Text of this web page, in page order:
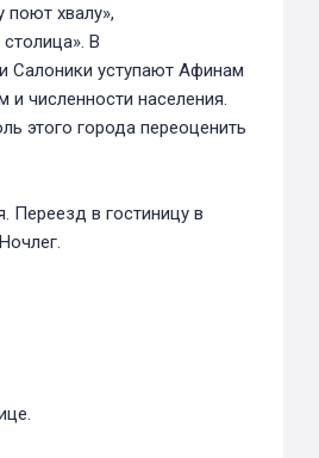
поют хвалу»,
В
Салоники уступают Афинам
и численности населения.
этого города переоценить
Переезд в гостиницу в